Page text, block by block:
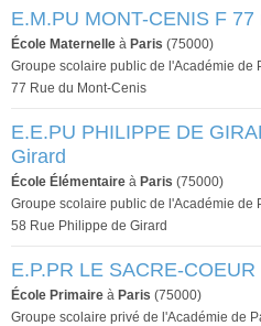
E.M.PU MONT-CENIS F
École Maternelle à Paris (75000)
Groupe scolaire public de l'Académie de
77 Rue du Mont-Cenis
E.E.PU PHILIPPE DE
Girard
École Élémentaire à Paris (75000)
Groupe scolaire public de l'Académie de
58 Rue Philippe de Girard
E.P.PR LE SACRE-
École Primaire à Paris (75000)
Groupe scolaire privé de l'Académie de